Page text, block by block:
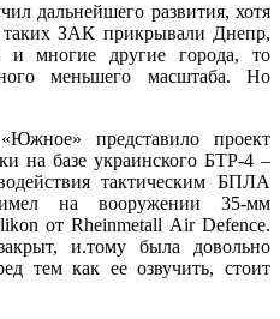
дальнейшего развития, хотя
таких ЗАК прикрывали Днепр,
и многие другие города, то
меньшего масштаба. Но
представило проект
на базе украинского БТР-4 –
тактическим БПЛА
на вооружении 35-мм
от Rheinmetall Air Defence.
и.тому была довольно
тем как ее озвучить, стоит